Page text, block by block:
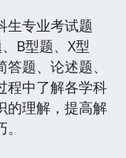
专业考试题
B型题、X型
题、论述题、
程中了解各学科
的理解，提高解